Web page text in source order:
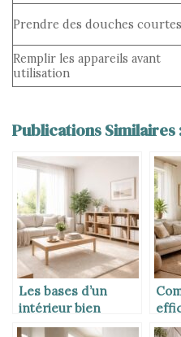
Prendre des douches courtes
Remplir les appareils avant
utilisation
Publications Similaires
Les bases d’un
intérieur bien
organisé